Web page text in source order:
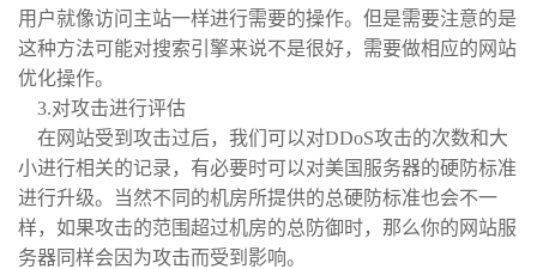
用户就像访问主站一样进行需要的操作。但是需要注意的是
这种方法可能对搜索引擎来说不是很好，需要做相应的网站
优化操作。
3.对攻击进行评估
在网站受到攻击过后，我们可以对DDoS攻击的次数和大
小进行相关的记录，有必要时可以对美国服务器的硬防标准
进行升级。当然不同的机房所提供的总硬防标准也会不一
样，如果攻击的范围超过机房的总防御时，那么你的网站服
务器同样会因为攻击而受到影响。